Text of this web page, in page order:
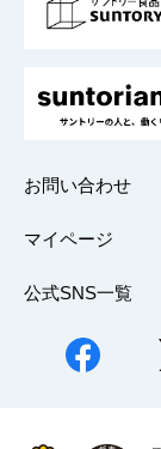
採用情報
お問い合わせ
マイページ
公式SNS一覧